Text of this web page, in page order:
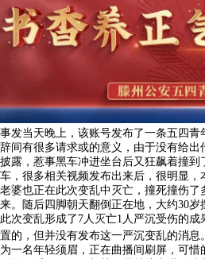
事发当天晚上，该账号发布了一条五四青
辞间有很多请求或的意义，由于没有给
披露，惹事黑车冲进坐台后又狂飙着撞到
车，很多相关视频发布出来后，很明显
老婆也正在此次变乱中灭亡，撞死撞伤
来。随后四脚朝天翻倒正在地，大约30岁
此次变乱形成了7人灭亡1人严沉受伤的
置的，但并没有发布这一严沉变乱的消息。
为一名年轻须眉，正在曲播间刷屏，可